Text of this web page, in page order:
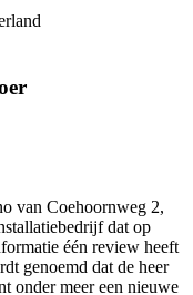
van Coehoornweg 2,
dat op
één review heeft
genoemd dat de heer
onder meer een nieuwe